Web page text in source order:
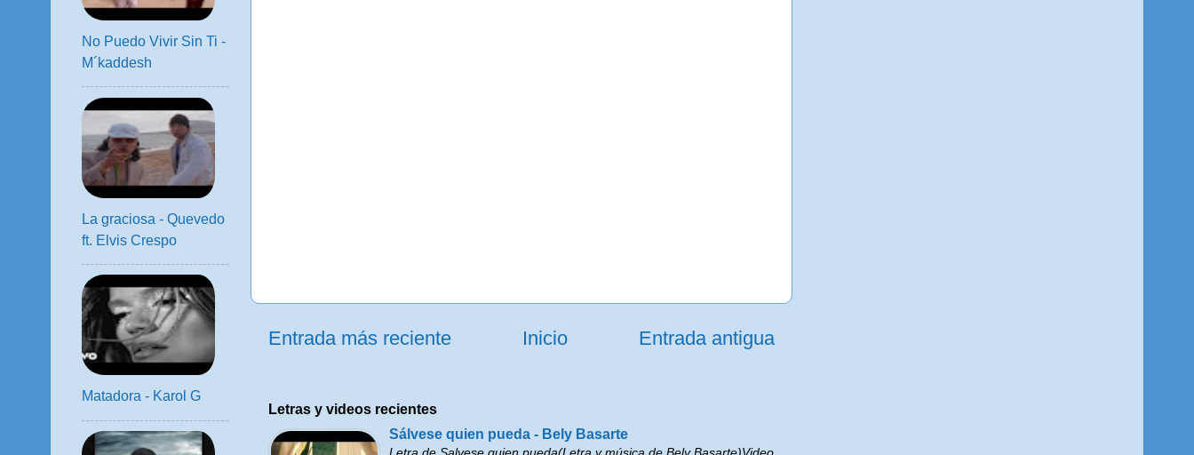
Entrada más reciente Entrada antigua
Inicio
Letras y videos recientes
Sálvese quien pueda - Bely Basarte
Letra de Salvese quien pueda(Letra y música de Bely Basarte)Video
No Puedo Vivir Sin Ti -
M´kaddesh
La graciosa - Quevedo
ft. Elvis Crespo
Matadora - Karol G